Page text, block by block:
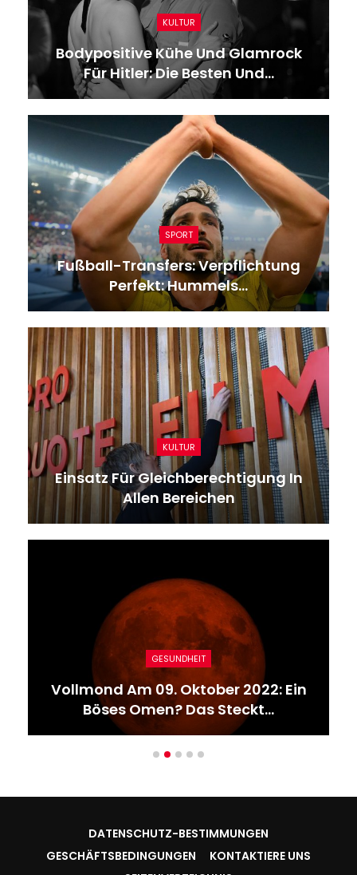
KULTUR
Bodypositive Kühe Und Glamrock
Für Hitler: Die Besten Und…
SPORT
Fußball-Transfers: Verpflichtung
Perfekt: Hummels…
KULTUR
Einsatz Für Gleichberechtigung In
Allen Bereichen
GESUNDHEIT
Vollmond Am 09. Oktober 2022: Ein
Böses Omen? Das Steckt…
DATENSCHUTZ-BESTIMMUNGEN
GESCHÄFTSBEDINGUNGEN
KONTAKTIERE UNS